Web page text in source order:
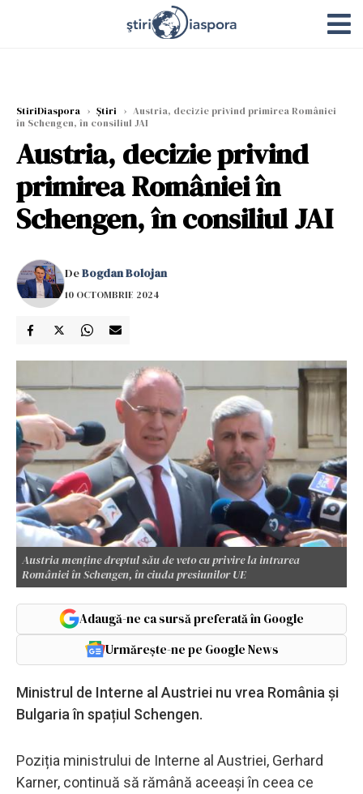
StiriDiaspora › Știri › Austria, decizie privind primirea României
în Schengen, în consiliul JAI
Austria, decizie privind
primirea României în
Schengen, în consiliul JAI
DeBogdan Bolojan
10 OCTOMBRIE 2024
Austria menține dreptul său de veto cu privire la intrarea
României în Schengen, în ciuda presiunilor UE
Adaugă-ne ca sursă preferată în Google
Urmărește-ne pe Google News
Ministrul de Interne al Austriei nu vrea România și
Bulgaria în spațiul Schengen.
Poziția ministrului de Interne al Austriei, Gerhard
Karner, continuă să rămână aceeași în ceea ce